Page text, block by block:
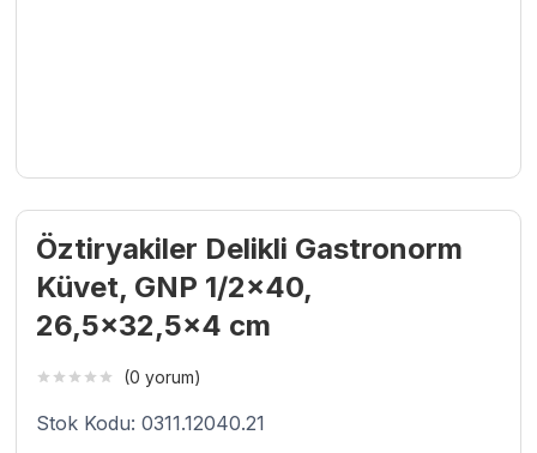
Öztiryakiler Delikli Gastronorm
Küvet, GNP 1/2×40,
26,5×32,5×4 cm
(0 yorum)
Stok Kodu: 0311.12040.21